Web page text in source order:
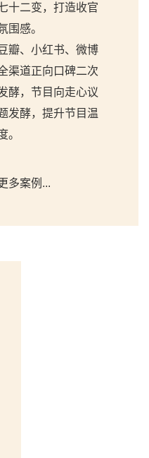
十二变，打造收官
围感。
瓣、小红书、微博
渠道正向口碑二次
酵，节目向走心议
发酵，提升节目温
。
多案例...